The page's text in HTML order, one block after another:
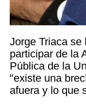
Jorge Triaca se
participar de la
Pública de la
"existe una
afuera y lo que